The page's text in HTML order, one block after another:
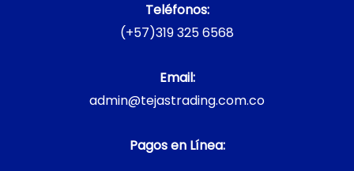
Teléfonos:
(+57)319 325 6568
Email:
admin@tejastrading.com.co
Pagos en Línea: